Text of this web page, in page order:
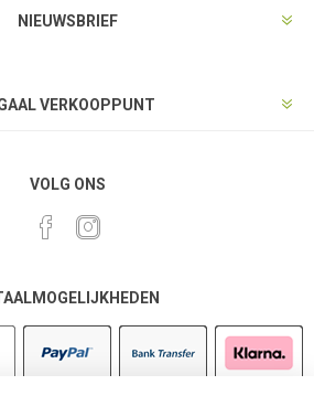
NIEUWSBRIEF
VERKOOPPUNT
VOLG ONS